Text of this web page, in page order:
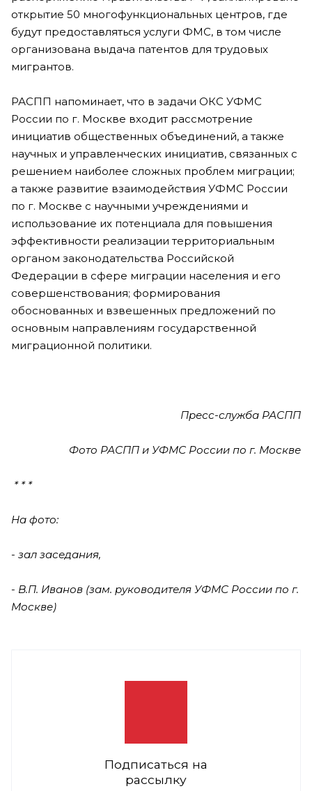
открытие 50 многофункциональных центров, где
будут предоставляться услуги ФМС, в том числе
организована выдача патентов для трудовых
мигрантов.
РАСПП напоминает, что в задачи ОКС УФМС
России по г. Москве входит рассмотрение
инициатив общественных объединений, а также
научных и управленческих инициатив, связанных с
решением наиболее сложных проблем миграции;
а также развитие взаимодействия УФМС России
по г. Москве с научными учреждениями и
использование их потенциала для повышения
эффективности реализации территориальным
органом законодательства Российской
Федерации в сфере миграции населения и его
совершенствования; формирования
обоснованных и взвешенных предложений по
основным направлениям государственной
миграционной политики.
Пресс-служба РАСПП
Фото РАСПП и УФМС России по г. Москве
* * *
На фото:
- зал заседания,
- В.П. Иванов (зам. руководителя УФМС России по г.
Москве)
Подписаться на
рассылку